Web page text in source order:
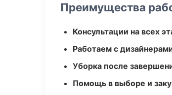
Преимущества
Консультации на всех
Работаем с
Уборка после
Помощь в выборе и